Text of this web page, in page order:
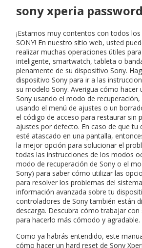
sony xperia
¡Estamos muy contentos con todos
SONY! En nuestro sitio web, usted
realizar muchas operaciones útiles
inteligente, smartwatch, tableta o
plenamente de su dispositivo Sony.
dispositivo Sony para ir a las
su modelo Sony. Averigua cómo hacer
Sony usando el modo de
usando el menú de ajustes o un
el código de acceso para restaurar sin
ajustes por defecto. En caso de que tu
esté atascado en una pantalla,
la mejor opción para solucionar el
todas las instrucciones de los modos
modo de recuperación de Sony o el
Sony) para saber cómo utilizar las
para resolver los problemas del
información avanzada sobre tu
controladores de Sony también están
descarga. Descubra cómo trabajar con
para hacerlo más cómodo y agradable.
Como ya habrás entendido, este
cómo hacer un hard reset de Sony